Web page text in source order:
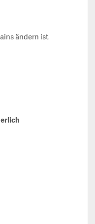
ändern ist